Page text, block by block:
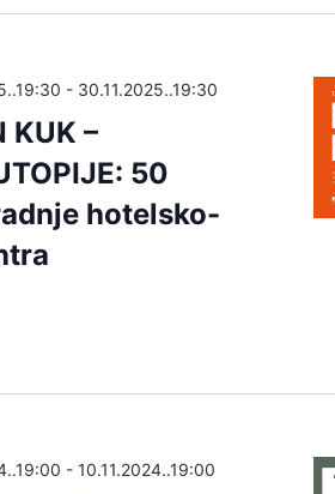
- 30.11.2025..19:30
KUK –
50
hotelsko-
- 10.11.2024..19:00